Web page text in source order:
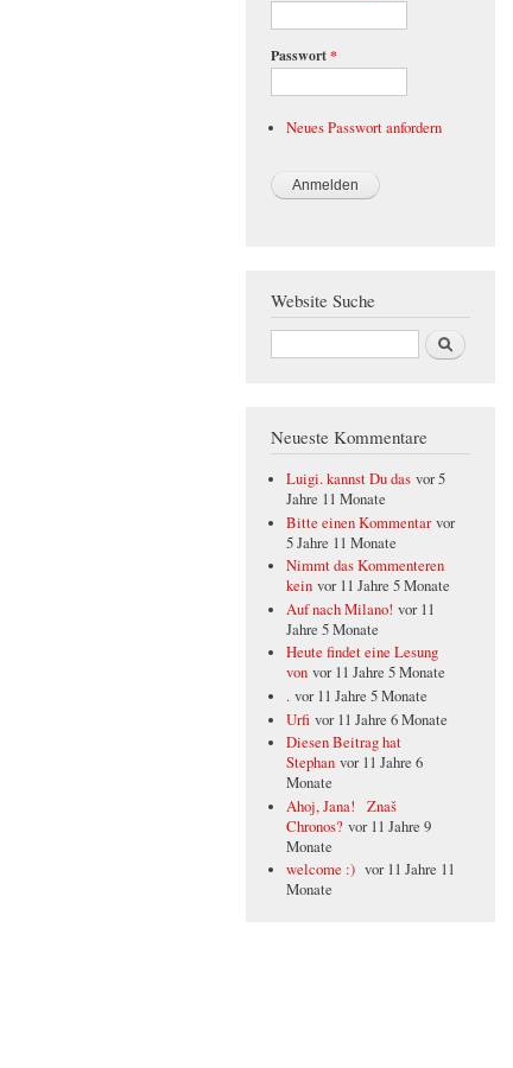
Passwort*
Neues Passwort anfordern
Website Suche
Suche
Neueste Kommentare
Luigi. kannst Du das vor 5
Jahre 11 Monate
Bitte einen Kommentar vor
5 Jahre 11 Monate
Nimmt das Kommenteren
kein vor 11 Jahre 5 Monate
Auf nach Milano! vor 11
Jahre 5 Monate
Heute findet eine Lesung
von vor 11 Jahre 5 Monate
. vor 11 Jahre 5 Monate
Urfi vor 11 Jahre 6 Monate
Diesen Beitrag hat
Stephan vor 11 Jahre 6
Monate
Ahoj, Jana! Znaš
Chronos? vor 11 Jahre 9
Monate
welcome :) vor 11 Jahre 11
Monate